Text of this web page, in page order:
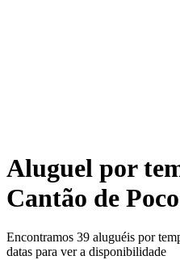
Aluguel por
Cantão de
Encontramos 39 aluguéis por
datas para ver a disponibilidade